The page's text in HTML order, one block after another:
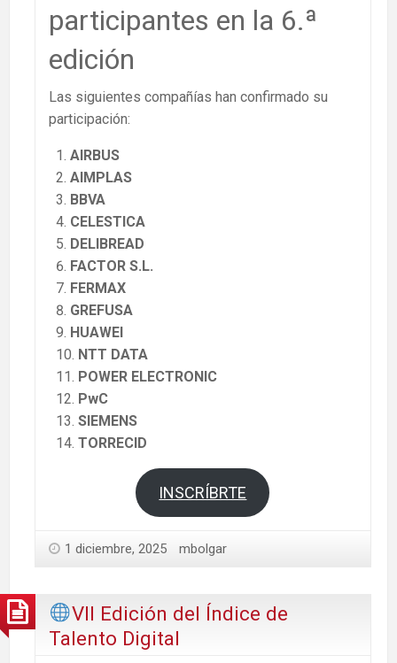
participantes en la 6.ª
edición
Las siguientes compañías han confirmado su
participación:
AIRBUS
AIMPLAS
BBVA
CELESTICA
DELIBREAD
FACTOR S.L.
FERMAX
GREFUSA
HUAWEI
NTT DATA
POWER ELECTRONIC
PwC
SIEMENS
TORRECID
INSCRÍBRTE
1 diciembre, 2025 mbolgar
VII Edición del Índice de
Talento Digital